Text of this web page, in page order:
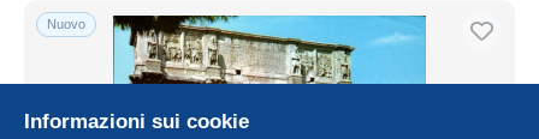
Nuovo
Informazioni sui cookie